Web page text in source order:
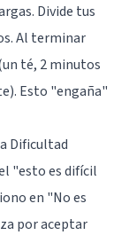
Divide tus
Al terminar
té, 2 minutos
Esto "engaña"
Dificultad
"esto es difícil
en "No es
por aceptar